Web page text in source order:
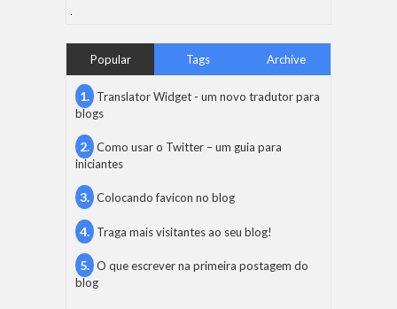
Popular Tags Archive
Translator Widget - um novo tradutor para
blogs
Como usar o Twitter – um guia para
iniciantes
Colocando favicon no blog
Traga mais visitantes ao seu blog!
O que escrever na primeira postagem do
blog